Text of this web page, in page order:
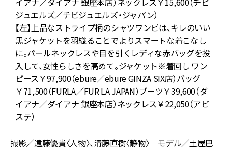
ジュエルズ／チビジュエルズ・ジャパン）
【左】上品なストライプ柄のシャツワンピは、キレのいい
黒ジャケットを羽織ることでよりスマートな着こなし
に。パールネックレスや目を引くレディな赤バッグを投
入して、女性らしさを高めて。ジャケット※着回し ワン
ピース￥97,900（ebure／ebure GINZA SIX店）バッグ
￥71,500（FURLA／FUR LA JAPAN）ブーツ￥39,600（ダ
イアナ／ダイアナ 銀座本店）ネックレス￥22,050（アビ
ステ）
撮影／遠藤優貴〈人物〉、清藤直樹〈静物〉 モデル／土屋巴